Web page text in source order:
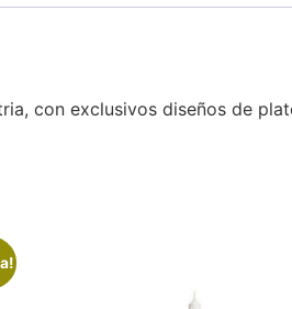
con exclusivos diseños de